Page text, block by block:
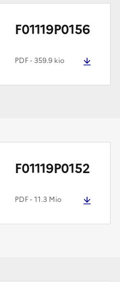
F01119P0156
PDF- 359.9 kio
F01119P0152
PDF- 11.3 Mio